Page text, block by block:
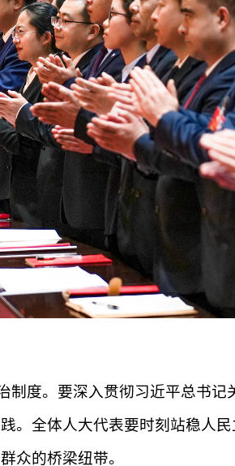
度。要深入贯彻习近平总书
。全体人大代表要时刻站稳人
众的桥梁纽带。